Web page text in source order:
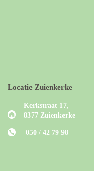
Locatie Zuienkerke
Kerkstraat 17,
8377 Zuienkerke
050 / 42 79 98